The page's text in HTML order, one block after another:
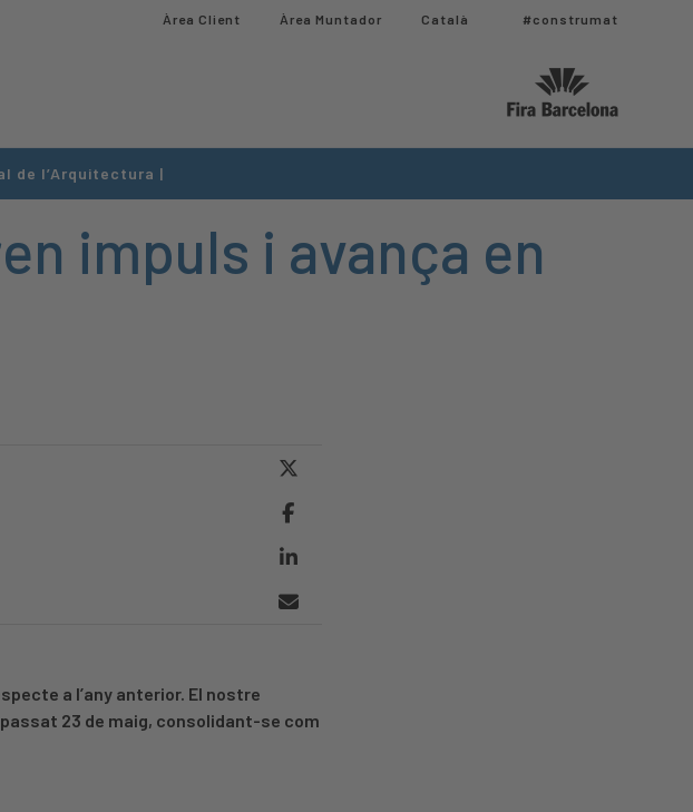
Àrea Client Àrea Muntador​ Català #construmat
de l’Arquitectura |
impuls i avança en
a l’any anterior. El nostre
23 de maig, consolidant-se com